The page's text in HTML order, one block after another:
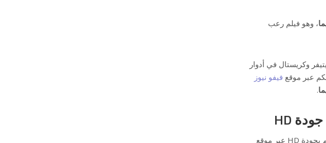
، وهو فيلم رعب
وكريستال في أدوار
فيفو نيوز
.
يمكنكم مشاهدة وتحميل فيلم الرعب والإثارة “شروق الشمس 2024” مترجم بجودة HD عبر موقع